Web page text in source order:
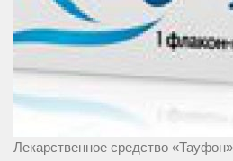
Лекарственное средство